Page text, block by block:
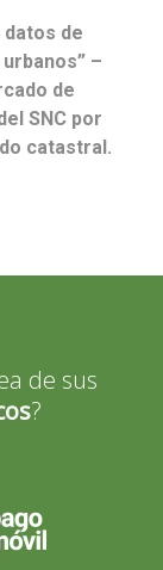
de
–
de
SNC por
catastral.
de sus
?